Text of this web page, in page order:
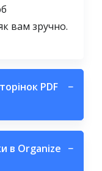
вам зручно.
PDF
−
в Organize −